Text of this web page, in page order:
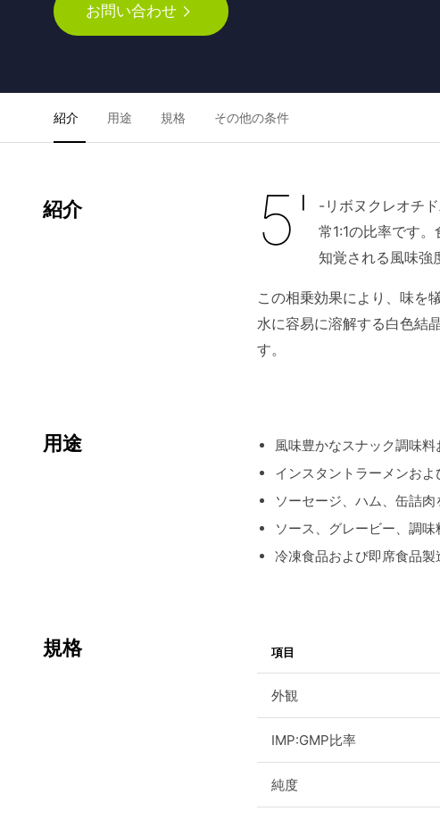
お問い合わせ
紹介 用途 規格 その他の条件
紹介 5'
-リボヌクレオチ
常1:1の比率です
知覚される風味強
この相乗効果により、味を
水に容易に溶解する白色結
す。
用途
風味豊かなスナック調味
インスタントラーメンお
ソーセージ、ハム、缶詰
ソース、グレービー、調味
冷凍食品および即席食品製
規格 項目
外観
IMP:GMP比率
純度